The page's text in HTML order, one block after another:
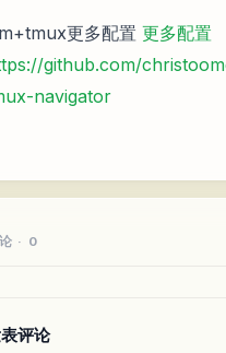
更多配置 更多配置
github.com/
navigator
· 0
评论